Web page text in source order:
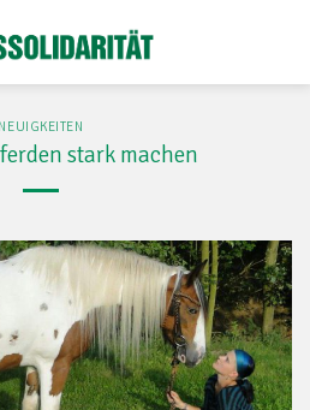
NEUIGKEITEN
stark machen